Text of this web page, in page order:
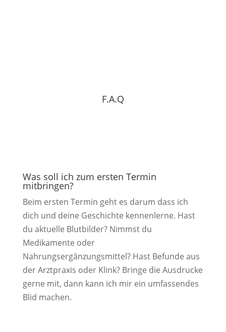
F.A.Q
Was soll ich zum ersten Termin
mitbringen?
Beim ersten Termin geht es darum dass ich
dich und deine Geschichte kennenlerne. Hast
du aktuelle Blutbilder? Nimmst du
Medikamente oder
Nahrungsergänzungsmittel? Hast Befunde aus
der Arztpraxis oder Klink? Bringe die Ausdrucke
gerne mit, dann kann ich mir ein umfassendes
Blid machen.